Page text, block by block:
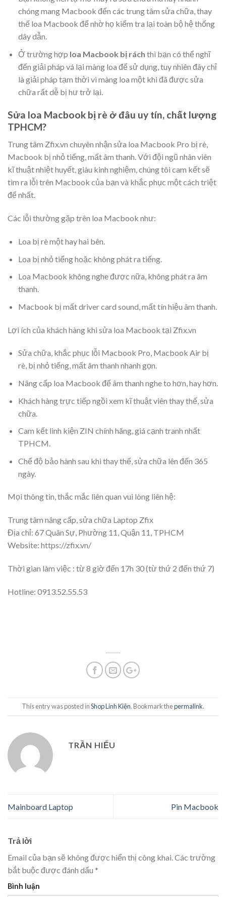
chóng mang Macbook đến các trung tâm sửa chữa, thay
thế loa Macbook để nhờ họ kiểm tra lại toàn bộ hệ thống
dây dẫn.
Ở trường hợp loa Macbook bị rách thì bạn có thể nghĩ
đến giải pháp vá lại màng loa để sử dụng, tuy nhiên đây chỉ
là giải pháp tạm thời vì màng loa một khi đã được sửa
chữa rất dễ bị hư trở lại.
Sửa loa Macbook bị rè ở đâu uy tín, chất lượng
TPHCM?
Trung tâm Zfix.vn chuyên nhận sửa loa Macbook Pro bị rè,
Macbook bị nhỏ tiếng, mất âm thanh. Với đội ngũ nhân viên
kĩ thuật nhiệt huyết, giàu kinh nghiệm, chúng tôi cam kết sẽ
tìm ra lỗi trên Macbook của bạn và khắc phục một cách triệt
để nhất.
Các lỗi thường gặp trên loa Macbook như:
Loa bị rè một hay hai bên.
Loa bị nhỏ tiếng hoặc không phát ra tiếng.
Loa Macbook không nghe được nữa, không phát ra âm
thanh.
Macbook bị mất driver card sound, mất tín hiệu âm thanh.
Lợi ích của khách hàng khi sửa loa Macbook tại Zfix.vn
Sửa chữa, khắc phục lỗi Macbook Pro, Macbook Air bị
rè, bị nhỏ tiếng, mất âm thanh nhanh gọn.
Nâng cấp loa Macbook để âm thanh nghe to hơn, hay hơn.
Khách hàng trực tiếp ngồi xem kĩ thuật viên thay thế, sửa
chữa.
Cam kết linh kiện ZIN chính hãng, giá cạnh tranh nhất
TPHCM.
Chế độ bảo hành sau khi thay thế, sửa chữa lên đến 365
ngày.
Mọi thông tin, thắc mắc liên quan vui lòng liên hệ:
Trung tâm nâng cấp, sửa chữa Laptop Zfix
Địa chỉ: 67 Quân Sự, Phường 11, Quận 11, TPHCM
Website: https://zfix.vn/
Thời gian làm việc : từ 8 giờ đến 17h 30 (từ thứ 2 đến thứ 7)
Hotline: 0913.52.55.53
This entry was posted inShop Linh Kiện. Bookmark thepermalink.
TRẦN HIẾU
Mainboard Laptop Pin Macbook
Trả lời
Email của bạn sẽ không được hiển thị công khai.Các trường
bắt buộc được đánh dấu *
Bình luận